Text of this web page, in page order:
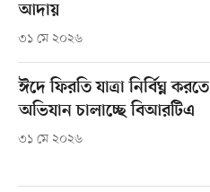
আদায়
৩১ মে ২০২৬
ঈদে ফিরতি যাত্রা নির্বিঘ্ন করতে
অভিযান চালাচ্ছে বিআরটিএ
৩১ মে ২০২৬